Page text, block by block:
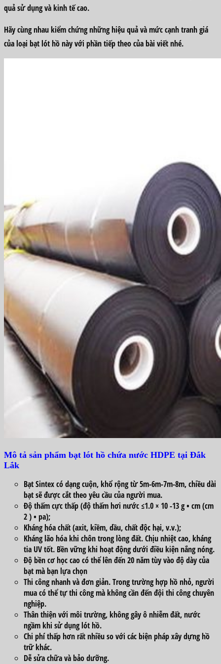
quả sử dụng và kinh tế cao.
Hãy cùng nhau kiểm chứng những hiệu quả và mức cạnh tranh giá
của loại bạt lót hồ này với phần tiếp theo của bài viết nhé.
Mô tả sản phẩm bạt lót hồ chứa nước HDPE tại Đắk
Lắk
Bạt Sintex có dạng cuộn, khổ rộng từ 5m-6m-7m-8m, chiều dài
bạt sẽ được cắt theo yêu cầu của người mua.
Độ thấm cực thấp (độ thấm hơi nước ≤1.0 × 10 -13 g • cm (cm
2 ) • pa);
Kháng hóa chất (axit, kiềm, dầu, chất độc hại, v.v.);
Kháng lão hóa khi chôn trong lòng đất. Chịu nhiệt cao, kháng
tia UV tốt. Bền vững khi hoạt động dưới điều kiện nắng nóng.
Độ bền cơ học cao có thể lên đến 20 năm tùy vào độ dày của
bạt mà bạn lựa chọn
Thi công nhanh và đơn giản. Trong trường hợp hồ nhỏ, người
mua có thể tự thi công mà không cần đến đội thi công chuyên
nghiệp.
Thân thiện với môi trường, không gây ô nhiễm đất, nước
ngầm khi sử dụng lót hồ.
Chi phí thấp hơn rất nhiều so với các biện pháp xây dựng hồ
trữ khác.
Dễ sửa chữa và bảo dưỡng.